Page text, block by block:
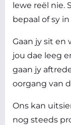
lewe reël nie.
bepaal of sy
Gaan jy sit en
jou dae leeg
gaan jy
oorgang van
Ons kan
nog steeds